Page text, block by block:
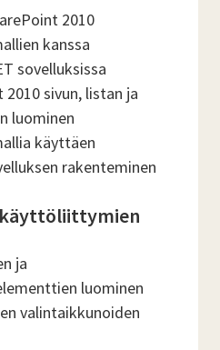
2010
kanssa
sovelluksissa
2010 sivun, listan ja
luominen
käyttäen
rakenteminen
ja
luominen
valintaikkunoiden